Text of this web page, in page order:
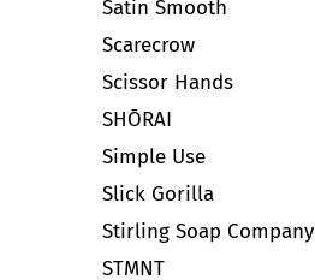
Satin Smooth
Scarecrow
Scissor Hands
SHŌRAI
Simple Use
Slick Gorilla
Stirling Soap Company
STMNT